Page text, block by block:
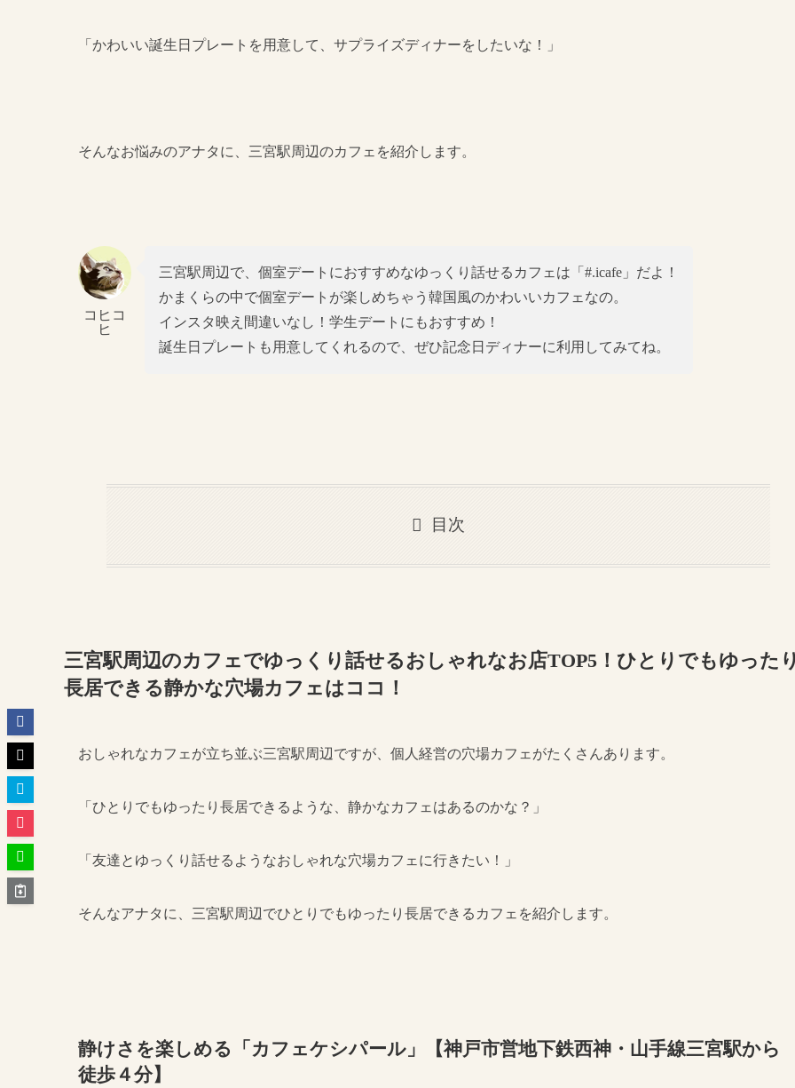
「かわいい誕生日プレートを用意して、サプライズディナーをしたいな！」
そんなお悩みのアナタに、三宮駅周辺のカフェを紹介します。
コヒコ
ヒ
三宮駅周辺で、個室デートにおすすめなゆっくり話せるカフェは「#.icafe」だよ！
かまくらの中で個室デートが楽しめちゃう韓国風のかわいいカフェなの。
インスタ映え間違いなし！学生デートにもおすすめ！
誕生日プレートも用意してくれるので、ぜひ記念日ディナーに利用してみてね。
目次
三宮駅周辺のカフェでゆっくり話せるおしゃれなお店TOP5！ひとりでもゆった
長居できる静かな穴場カフェはココ！
おしゃれなカフェが立ち並ぶ三宮駅周辺ですが、個人経営の穴場カフェがたくさんあります。
「ひとりでもゆったり長居できるような、静かなカフェはあるのかな？」
「友達とゆっくり話せるようなおしゃれな穴場カフェに行きたい！」
そんなアナタに、三宮駅周辺でひとりでもゆったり長居できるカフェを紹介します。
静けさを楽しめる「カフェケシパール」【神戸市営地下鉄西神・山手線三宮駅から
徒歩４分】